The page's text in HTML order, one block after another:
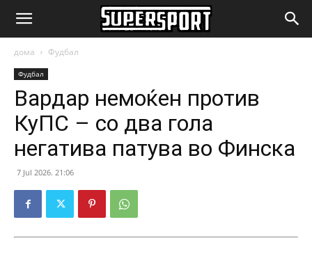
SuperSport.mk
дома Фудбал
Фудбал
Вардар немоќен против
КуПС – со два гола
негатива патува во Финска
7 Jul 2026. 21:06